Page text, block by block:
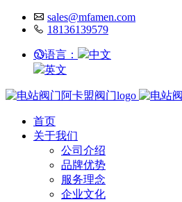
sales@mfamen.com
18136139579
语言：
中文
英文
首页
关于我们
公司介绍
品牌优势
服务理念
企业文化